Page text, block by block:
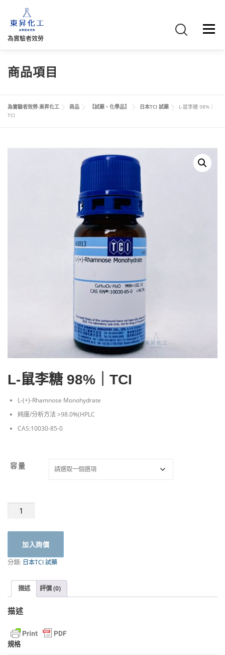
為實驗者效勞
選單
首頁 關於我們
網路商店 直購專區 詢價車、購物車/會員
商品項目
為實驗者效勞-東昇化工 商品 【試藥、化學品】 日本TCI 試藥
L-鼠李糖 98%｜
TCI
L-鼠李糖 98%｜TCI
L-(+)-Rhamnose Monohydrate
純度/分析方法 >98.0%(HPLC
CAS:10030-85-0
容量
｜
TCI
加入詢價
分類: 日本TCI 試藥
描述 評價 (0)
描述
規格